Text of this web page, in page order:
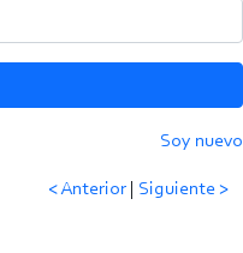
Soy nuevo
< Anterior Siguiente >